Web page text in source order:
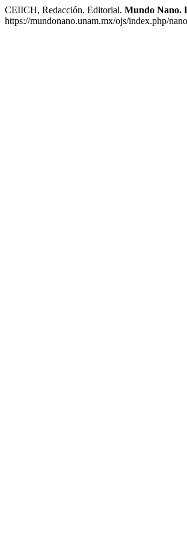
CEIICH, Redacción. Editorial. Mundo Nano.
https://mundonano.unam.mx/ojs/index.php/